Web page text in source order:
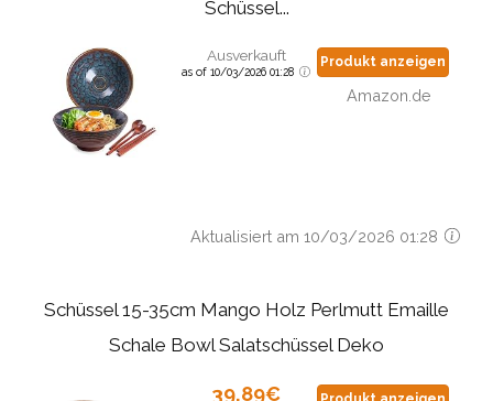
Schüssel...
Ausverkauft
as of 10/03/2026 01:28
Produkt anzeigen
Amazon.de
Aktualisiert am 10/03/2026 01:28
Schüssel 15-35cm Mango Holz Perlmutt Emaille
Schale Bowl Salatschüssel Deko
39,89€